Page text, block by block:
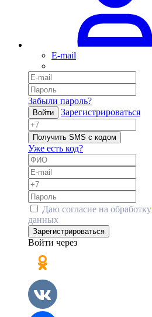
E-mail
Забыли пароль?
Войти Зарегистрироваться
Получить SMS с кодом
Уже есть код?
Даю согласие на обработку
данных
Зарегистрироваться
Войти через